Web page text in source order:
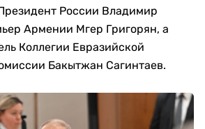
России Владимир
Армении Мгер Григорян, а
Коллегии Евразийской
Бакытжан Сагинтаев.